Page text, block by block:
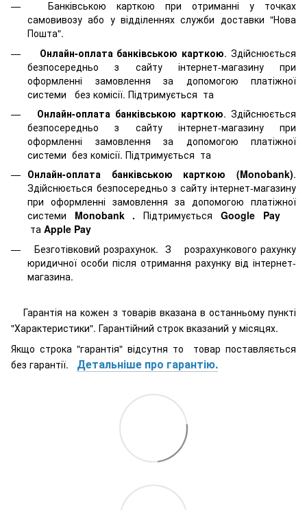
Банківською карткою при отриманні у точках
самовивозу або у відділеннях служби доставки "Нова
Пошта".
Онлайн-оплата банківською карткою. Здійснюється
безпосередньо з сайту інтернет-магазину при
оформленні замовлення за допомогою платіжної
системи
без комісії. Підтримується та
Онлайн-оплата банківською карткою. Здійснюється
безпосередньо з сайту інтернет-магазину при
оформленні замовлення за допомогою платіжної
системи без комісії. Підтримується та
Онлайн-оплата банківською карткою (Monobank).
Здійснюється безпосередньо з сайту інтернет-магазину
при оформленні замовлення за допомогою платіжної
системи Monobank .Підтримується Google Pay
та Apple Pay
Безготівковий розрахунок. З розрахункового рахунку
юридичної особи після отримання рахунку від інтернет-
магазина.
Гарантія на кожен з товарів вказана в останньому пункті
"Характеристики". Гарантійний строк вказаний у місяцях.
Якщо строка "гарантія" відсутня то товар поставляється
без гарантії. Детальніше про гарантію.